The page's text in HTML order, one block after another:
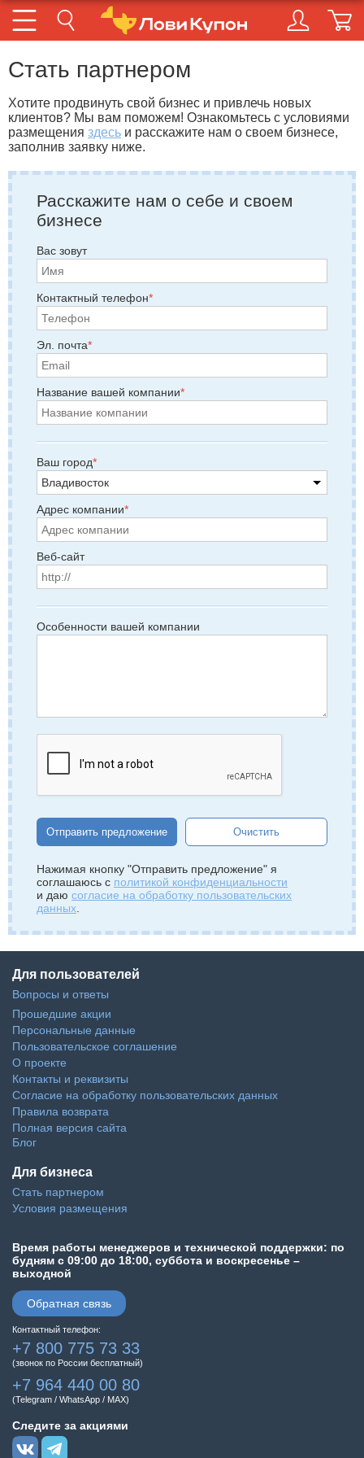
Стать партнером
Хотите продвинуть свой бизнес и привлечь новых
клиентов? Мы вам поможем! Ознакомьтесь с условиями
размещения здесь и расскажите нам о своем бизнесе,
заполнив заявку ниже.
Расскажите нам о себе и своем
бизнесе
Вас зовут
Контактный телефон
Эл. почта
Название вашей компании
Ваш город
Адрес компании
Веб-сайт
Особенности вашей компании
Отправить предложение Очистить
Нажимая кнопку "Отправить предложение" я
соглашаюсь с политикой конфиденциальности
и даю согласие на обработку пользовательских
данных.
Для пользователей
Вопросы и ответы
Прошедшие акции
Персональные данные
Пользовательское соглашение
О проекте
Контакты и реквизиты
Согласие на обработку пользовательских данных
Правила возврата
Полная версия сайта
Блог
Для бизнеса
Стать партнером
Условия размещения
Время работы менеджеров и технической поддержки: по
будням с 09:00 до 18:00, суббота и воскресенье –
выходной
Обратная связь
Контактный телефон:
+7 800 775 73 33
(звонок по России бесплатный)
+7 964 440 00 80
(Telegram / WhatsApp / MAX)
Следите за акциями